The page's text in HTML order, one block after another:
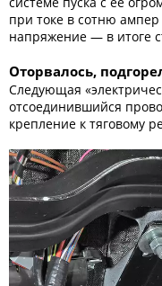
при токе в сотню
напряжение — в итоге
Оторвалось,
Следующая
отсоединившийся
крепление к тяговому